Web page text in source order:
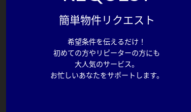
簡単物件リクエスト
希望条件を伝えるだけ！
初めての方やリピーターの方にも
大人気のサービス。
お忙しいあなたをサポートします。